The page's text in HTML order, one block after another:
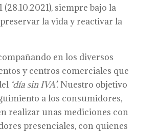
(28.10.2021), siempre bajo la
la vida y reactivar la
en los diversos
y centros comerciales que
‘día sin IVA’. Nuestro objetivo
a los consumidores,
realizar unas mediciones con
presenciales, con quienes